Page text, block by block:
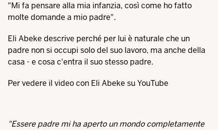
"Mi fa pensare alla mia infanzia, così come ho fatto
molte domande a mio padre".
Eli Abeke descrive perché per lui è naturale che un
padre non si occupi solo del suo lavoro, ma anche della
casa - e cosa c'entra il suo stesso padre.
Per vedere il video con Eli Abeke su YouTube
"Essere padre mi ha aperto un mondo completamente